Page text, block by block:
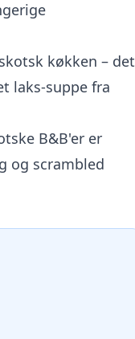
køkken – det
laks-suppe fra
B&B'er er
og scrambled